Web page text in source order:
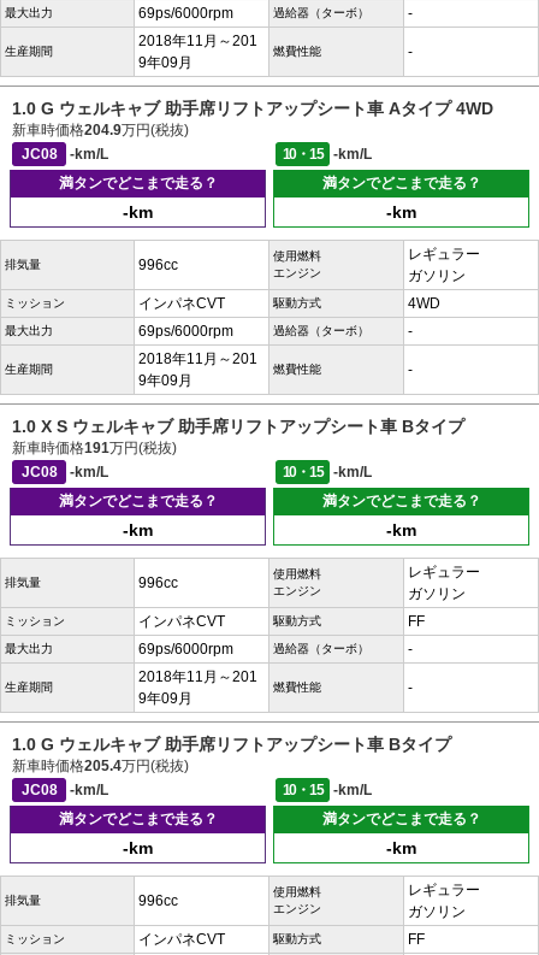
最大出力 69ps/6000rpm 過給器（ターボ） -
生産期間
2018年11月～201
9年09月
燃費性能 -
1.0 G ウェルキャブ 助手席リフトアップシート車 Aタイプ 4WD
新車時価格204.9万円(税抜)
JC08
-km/L 10・15
-km/L
満タンでどこまで走る？
-km
満タンでどこまで走る？
-km
排気量 996cc
使用燃料
エンジン
レギュラー
ガソリン
ミッション インパネCVT 駆動方式 4WD
最大出力 69ps/6000rpm 過給器（ターボ） -
生産期間
2018年11月～201
9年09月
燃費性能 -
1.0 X S ウェルキャブ 助手席リフトアップシート車 Bタイプ
新車時価格191万円(税抜)
JC08
-km/L 10・15
-km/L
満タンでどこまで走る？
-km
満タンでどこまで走る？
-km
排気量 996cc
使用燃料
エンジン
レギュラー
ガソリン
ミッション インパネCVT 駆動方式 FF
最大出力 69ps/6000rpm 過給器（ターボ） -
生産期間
2018年11月～201
9年09月
燃費性能 -
1.0 G ウェルキャブ 助手席リフトアップシート車 Bタイプ
新車時価格205.4万円(税抜)
JC08
-km/L 10・15
-km/L
満タンでどこまで走る？
-km
満タンでどこまで走る？
-km
排気量 996cc
使用燃料
エンジン
レギュラー
ガソリン
ミッション インパネCVT 駆動方式 FF